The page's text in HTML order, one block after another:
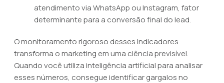
atendimento via WhatsApp ou Instagram, fator
determinante para a conversão final do lead.
O monitoramento rigoroso desses indicadores
transforma o marketing em uma ciência previsível.
Quando você utiliza inteligência artificial para analisar
esses números, consegue identificar gargalos no